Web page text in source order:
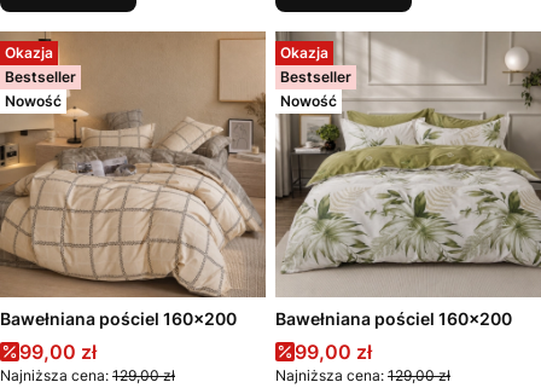
Okazja
Bestseller
Nowość
Bawełniana pościel 160x200
Cena promocyjna
99,00 zł
Najniższa cena: 129,00 zł
Okazja
Bestseller
Nowość
Bawełniana pościel 160x200
Cena promocyjna
99,00 zł
Najniższa cena: 129,00 zł